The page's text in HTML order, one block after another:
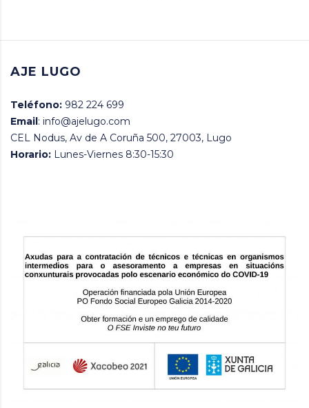
AJE LUGO
Teléfono: 982 224 699
Email: info@ajelugo.com
CEL Nodus, Av de A Coruña 500, 27003, Lugo
Horario: Lunes-Viernes 8:30-15:30